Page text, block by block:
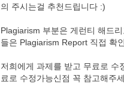
의 주시는걸 추천드립니다 :)
Plagiarism 부분은 게런티 해드
들은 Plagiarism Report 직접 확
저희에게 과제를 받고 무료로 수
료로 수정가능신점 꼭 참고해주